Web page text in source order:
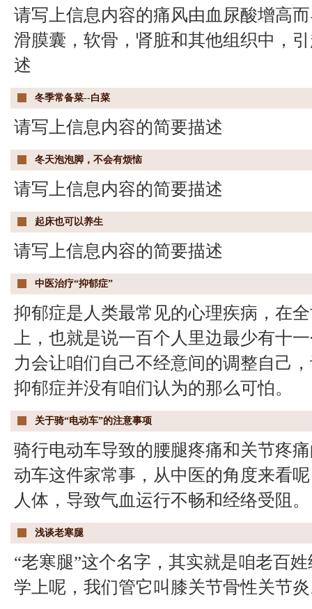
请写上信息内容的痛风由血尿酸增高
滑膜囊，软骨，肾脏和其他组织中，
述
冬季常备菜--白菜
请写上信息内容的简要描述
冬天泡泡脚，不会有烦恼
请写上信息内容的简要描述
起床也可以养生
请写上信息内容的简要描述
中医治疗“抑郁症”
抑郁症是人类最常见的心理疾病，在
上，也就是说一百个人里边最少有十
力会让咱们自己不经意间的调整自己
抑郁症并没有咱们认为的那么可怕。
关于骑“电动车”的注意事项
骑行电动车导致的腰腿疼痛和关节疼
动车这件家常事，从中医的角度来看
人体，导致气血运行不畅和经络受阻。
浅谈老寒腿
“老寒腿”这个名字，其实就是咱老百
学上呢，我们管它叫膝关节骨性关节